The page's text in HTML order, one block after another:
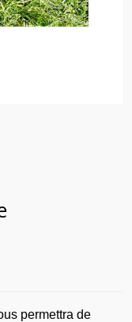
permettra de